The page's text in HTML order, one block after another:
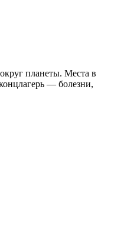
планеты. Места в
— болезни,